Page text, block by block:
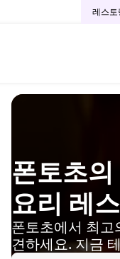
레스토
폰토초
요리 레
폰토초에서 최
견하세요. 지금